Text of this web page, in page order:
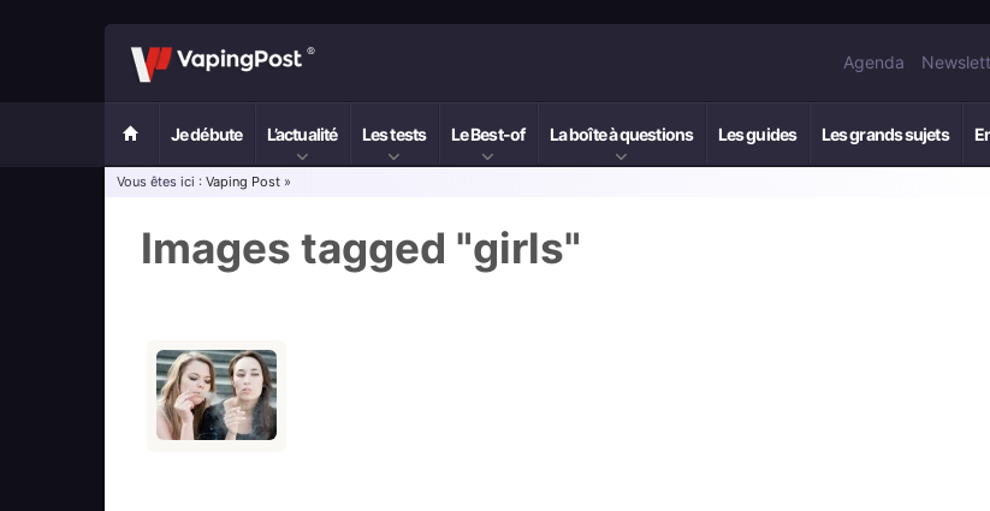
Agenda
Je débute L’actualité Les tests Le Best-of La boîte à questions Les guides Les grands sujets
Vous êtes ici : Vaping Post »
Images tagged "girls"